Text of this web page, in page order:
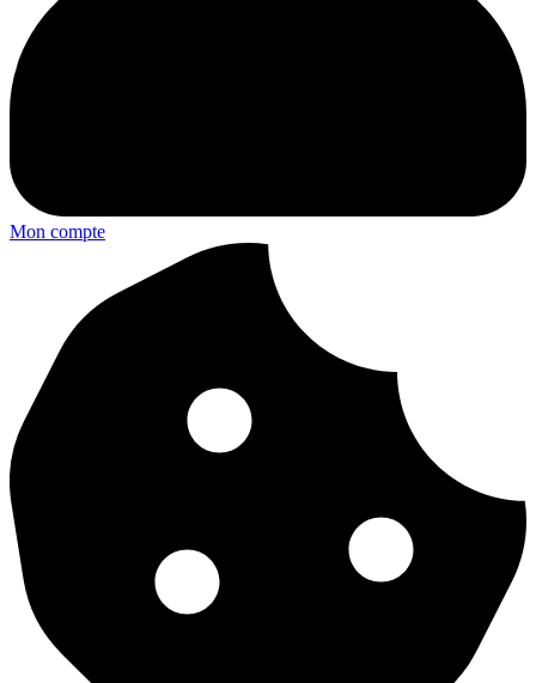
Mon compte